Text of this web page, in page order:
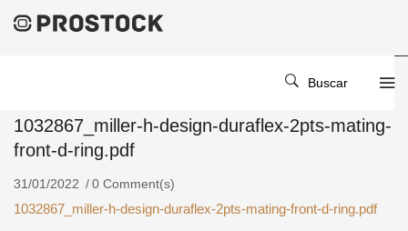
Buscar
1032867_miller-H-Design-Duraflex-2pts-Mating-Front-D-Ring.pdf
1032867_miller-h-design-duraflex-2pts-mating-
front-d-ring.pdf
31/01/2022 0 Comment(s)
1032867_miller-h-design-duraflex-2pts-mating-front-d-ring.pdf